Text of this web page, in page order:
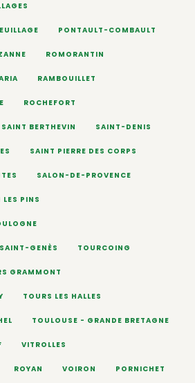
PONTAULT-COMBAULT
ROMORANTIN
RAMBOUILLET
ROCHEFORT
SAINT BERTHEVIN SAINT-DENIS
SAINT PIERRE DES CORPS
SALON-DE-PROVENCE
LES PINS
GENÈS TOURCOING
GRAMMONT
TOURS LES HALLES
TOULOUSE - GRANDE BRETAGNE
VITROLLES
ROYAN VOIRON PORNICHET